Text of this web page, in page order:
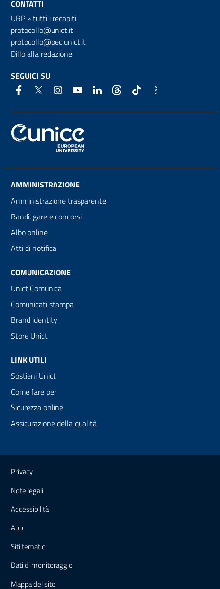
CONTATTI
URP »tutti i recapiti
protocollo@unict.it
protocollo@pec.unict.it
Dillo alla redazione
SEGUICI SU
AMMINISTRAZIONE
Amministrazione trasparente
Bandi, gare e concorsi
Albo online
Atti di notifica
COMUNICAZIONE
Unict Comunica
Comunicati stampa
Brand identity
Store Unict
LINK UTILI
Sostieni Unict
Come fare per
Sicurezza online
Assicurazione della qualità
Link e informazioni utili
Privacy
Note legali
Accessibilità
App
Siti tematici
Dati di monitoraggio
Mappadel sito